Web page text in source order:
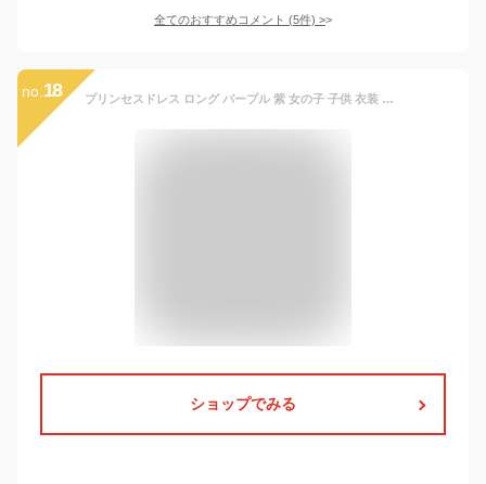
全てのおすすめコメント (5件) >
no. 18 プリンセスドレス ロング パープル 紫 女の子 子供 衣装 コスプレ キッズ プリンセスドレス 衣装 子供 女の子 子ども コスプレ なりきり
ショップでみる